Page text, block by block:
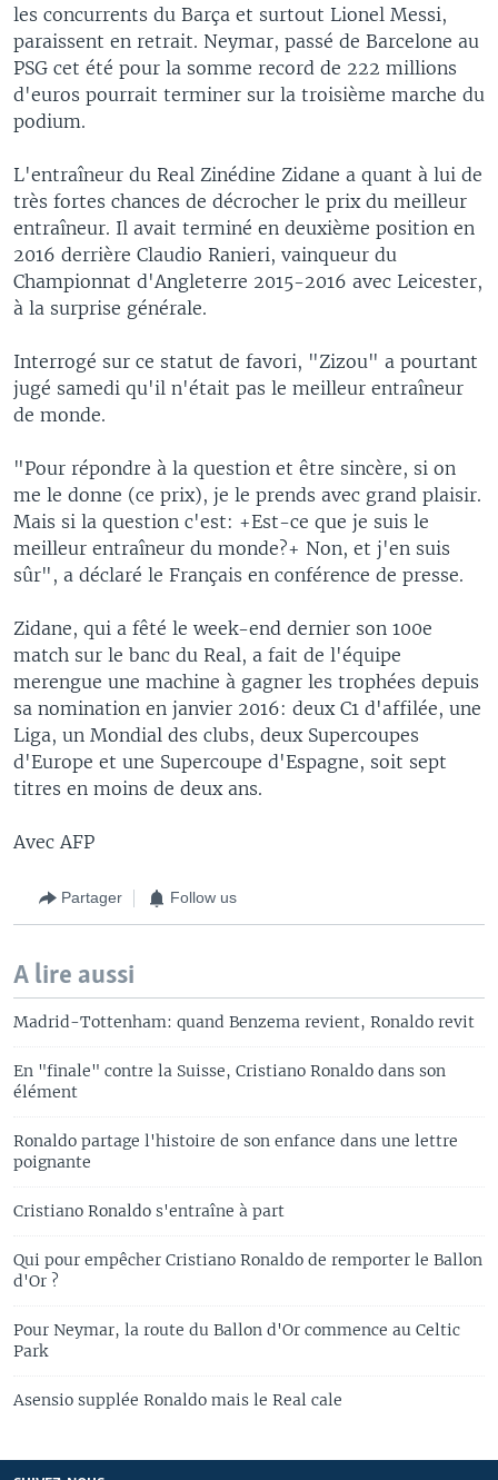
les concurrents du Barça et surtout Lionel Messi,
paraissent en retrait. Neymar, passé de Barcelone au
PSG cet été pour la somme record de 222 millions
d'euros pourrait terminer sur la troisième marche du
podium.
L'entraîneur du Real Zinédine Zidane a quant à lui de
très fortes chances de décrocher le prix du meilleur
entraîneur. Il avait terminé en deuxième position en
2016 derrière Claudio Ranieri, vainqueur du
Championnat d'Angleterre 2015-2016 avec Leicester,
à la surprise générale.
Interrogé sur ce statut de favori, "Zizou" a pourtant
jugé samedi qu'il n'était pas le meilleur entraîneur
de monde.
"Pour répondre à la question et être sincère, si on
me le donne (ce prix), je le prends avec grand plaisir.
Mais si la question c'est: +Est-ce que je suis le
meilleur entraîneur du monde?+ Non, et j'en suis
sûr", a déclaré le Français en conférence de presse.
Zidane, qui a fêté le week-end dernier son 100e
match sur le banc du Real, a fait de l'équipe
merengue une machine à gagner les trophées depuis
sa nomination en janvier 2016: deux C1 d'affilée, une
Liga, un Mondial des clubs, deux Supercoupes
d'Europe et une Supercoupe d'Espagne, soit sept
titres en moins de deux ans.
Avec AFP
Partager Follow us
A lire aussi
Madrid-Tottenham: quand Benzema revient, Ronaldo revit
En "finale" contre la Suisse, Cristiano Ronaldo dans son
élément
Ronaldo partage l'histoire de son enfance dans une lettre
poignante
Cristiano Ronaldo s'entraîne à part
Qui pour empêcher Cristiano Ronaldo de remporter le Ballon
d'Or ?
Pour Neymar, la route du Ballon d'Or commence au Celtic
Park
Asensio supplée Ronaldo mais le Real cale